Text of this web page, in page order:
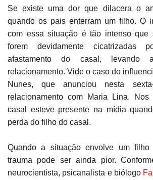
Se existe uma dor que dilacera o
quando os pais enterram um filho. O
com essa situação é tão intenso que
forem devidamente cicatrizadas
afastamento do casal,
relacionamento. Vide o caso do
Nunes, que anunciou nesta
relacionamento com Maria Lina.
casal esteve presente na mídia
perda do filho do casal.
Quando a situação envolve um filho
trauma pode ser ainda pior.
neurocientista, psicanalista e biólogo